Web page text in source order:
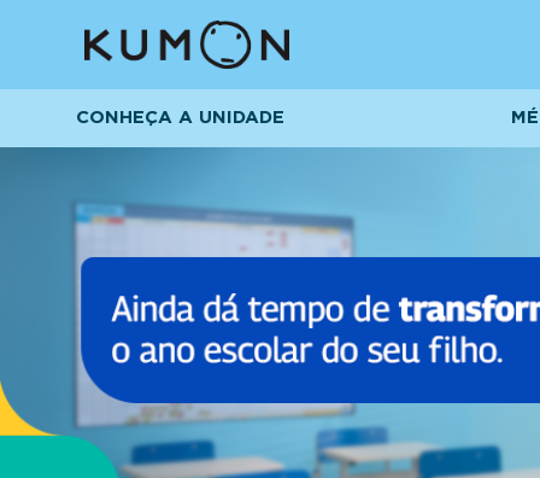
CONHEÇA A UNIDADE